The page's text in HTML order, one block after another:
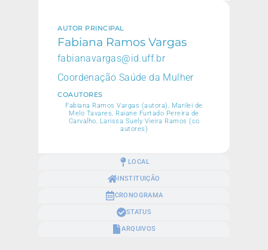
LOCAL
INSTITUIÇÃO
CRONOGRAMA
STATUS
ARQUIVOS
AUTOR PRINCIPAL
Fabiana Ramos Vargas
fabianavargas@id.uff.br
Coordenação Saúde da Mulher
COAUTORES
Fabiana Ramos Vargas (autora), Marilei de
Melo Tavares, Raiane Furtado Pereira de
Carvalho, Larissa Suely Vieira Ramos (co
autores)